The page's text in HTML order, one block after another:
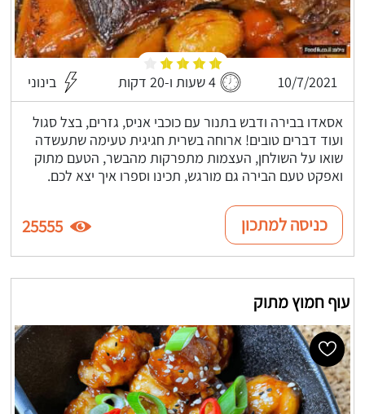
10/7/2021 4 שעות ו-20 דקות בינוני
אסאדו בבירה ודבש בתנור עם כוכבי אניס, גזרים, בצל סגול
ועוד דברים טובים! ארוחה בשרית חגיגית טעימה שתעשדה
שואו על השולחן, העצמות מתפרקות מהבשר, הטעם מתוק
ואפקט טעם הבירה גם מורגש, תכינו וספרו איך יצא לכם.
כניסה למתכון 25555
עוף חמוץ מתוק